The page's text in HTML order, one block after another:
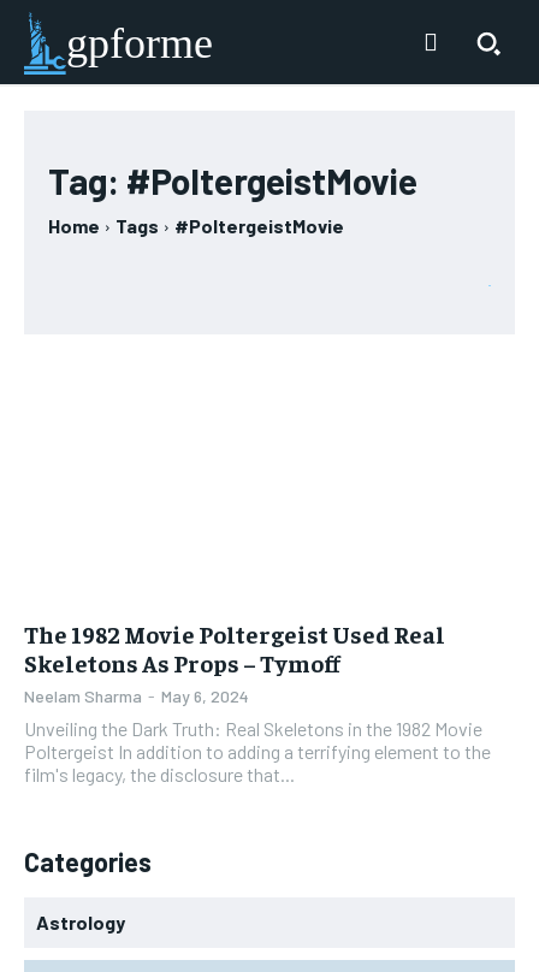
gpforme
Tag: #PoltergeistMovie
Home Tags #PoltergeistMovie
The 1982 Movie Poltergeist Used Real
Skeletons As Props – Tymoff
Neelam Sharma - May 6, 2024
Unveiling the Dark Truth: Real Skeletons in the 1982 Movie
Poltergeist In addition to adding a terrifying element to the
film's legacy, the disclosure that...
Categories
Astrology